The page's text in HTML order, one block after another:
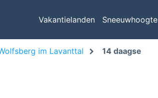
Vakantielanden Sneeuwhoogte
im Lavanttal 14 daagse